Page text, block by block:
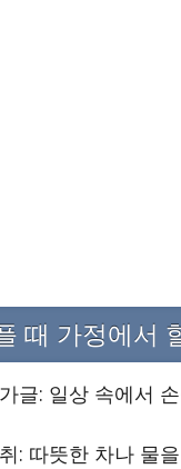
때 가정에서
글: 일상 속에서
: 따뜻한 차나 물